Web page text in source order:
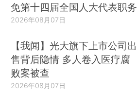
免第十四届全国人大代表职务
2026年08月07日
【我闻】光大旗下上市公司出
售背后隐情 多人卷入医疗腐
败案被查
2026年08月07日